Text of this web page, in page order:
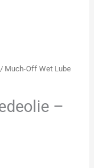
/ Much-Off Wet Lube
–